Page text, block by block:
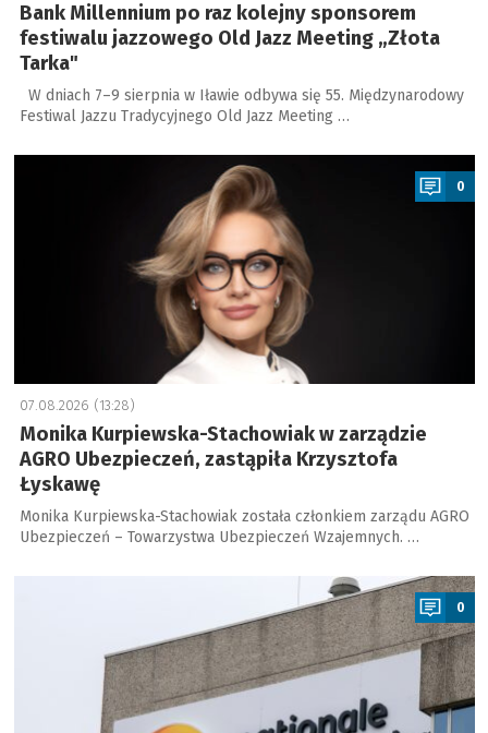
Bank Millennium po raz kolejny sponsorem
festiwalu jazzowego Old Jazz Meeting „Złota
Tarka"
W dniach 7–9 sierpnia w Iławie odbywa się 55. Międzynarodowy
Festiwal Jazzu Tradycyjnego Old Jazz Meeting …
a
0
07.08.2026 (13:28)
Monika Kurpiewska-Stachowiak w zarządzie
AGRO Ubezpieczeń, zastąpiła Krzysztofa
Łyskawę
Monika Kurpiewska-Stachowiak została członkiem zarządu AGRO
Ubezpieczeń – Towarzystwa Ubezpieczeń Wzajemnych. …
0